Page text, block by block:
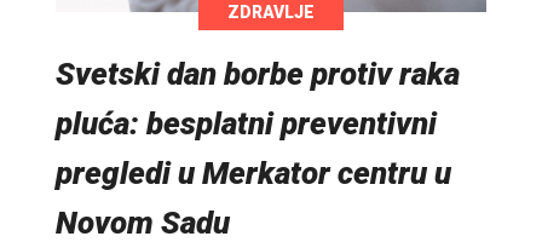
ZDRAVLJE
Svetski dan borbe protiv raka
pluća: besplatni preventivni
pregledi u Merkator centru u
Novom Sadu